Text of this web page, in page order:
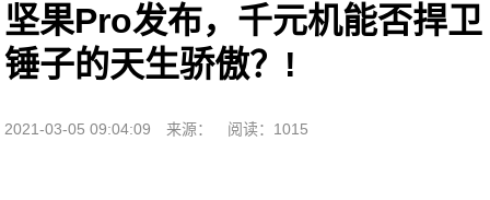
坚果Pro发布，千元机能否捍卫
锤子的天生骄傲？!
2021-03-05 09:04:09 来源： 阅读：1015